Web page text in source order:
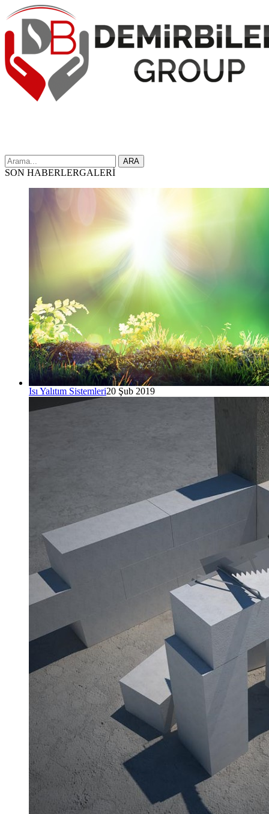
ARA
SON HABERLERGALERİ
Isı Yalıtım Sistemleri20 Şub 2019